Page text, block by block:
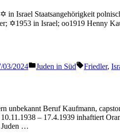
Israel Staatsangehörigkeit
✡1953 in Israel; oo1919 Henny
03/2024
Veröffentlicht
Juden in Süd Friedler,
unbekannt Beruf Kaufmann,
– 17.4.1939 inhaftiert
Juden …